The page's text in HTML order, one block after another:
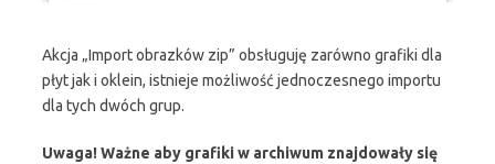
Akcja „Import obrazków zip” obsługuję zarówno grafiki dla
płyt jak i oklein, istnieje możliwość jednoczesnego importu
dla tych dwóch grup.
Uwaga! Ważne aby grafiki w archiwum znajdowały się